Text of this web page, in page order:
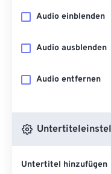
Audio einblenden
Audio ausblenden
Audio entfernen
Untertitel hinzufügen